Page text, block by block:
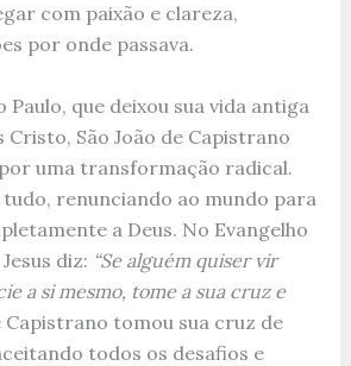
com paixão e clareza,
por onde passava.
Paulo, que deixou sua vida antiga
Cristo, São João de Capistrano
uma transformação radical.
tudo, renunciando ao mundo para
a Deus. No Evangelho
Jesus diz: “Se alguém quiser vir
a si mesmo, tome a sua cruz e
Capistrano tomou sua cruz de
todos os desafios e